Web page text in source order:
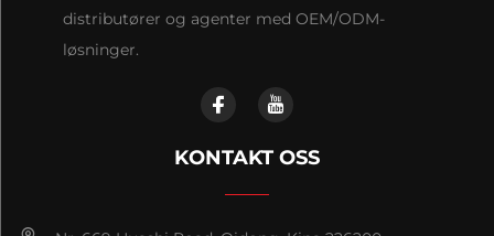
distributører og agenter med OEM/ODM-
løsninger.
KONTAKT OSS